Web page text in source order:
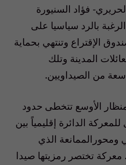
فؤاد السنيورة
بالرد سياسيا على
الإقتراع وتنتهي بحماية
المدينة وتلك
من الصيداويين.
الأوسع تتخطى حدود
الدائرة إقليمياً بين
ومحورالممانعة الذي
تختصر رمزيتها صيدا